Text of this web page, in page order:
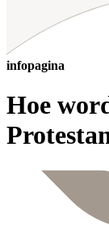
infopagina
Hoe